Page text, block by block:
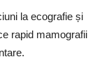
la ecografie și
rapid mamografii